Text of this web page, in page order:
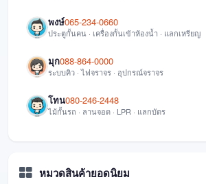
พงษ์065-234-0660
ประตูกั้นคน · เครื่องกั้นเข้าห้องน้ำ · แลกเหรียญ
มุก088-864-0000
ระบบคิว · ไฟจราจร · อุปกรณ์จราจร
โทน080-246-2448
ไม้กั้นรถ · ลานจอด · LPR · แลกบัตร
หมวดสินค้ายอดนิยม